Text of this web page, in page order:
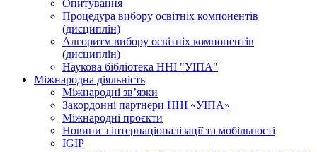
Опитування
Процедура вибору освітніх компонентів
(дисциплін)
Алгоритм вибору освітніх компонентів
(дисциплін)
Наукова бібліотека ННІ "УІПА"
Міжнародна діяльність
Міжнародні зв’язки
Закордонні партнери ННІ «УІПА»
Міжнародні проєкти
Новини з інтернаціоналізації та мобільності
IGIP